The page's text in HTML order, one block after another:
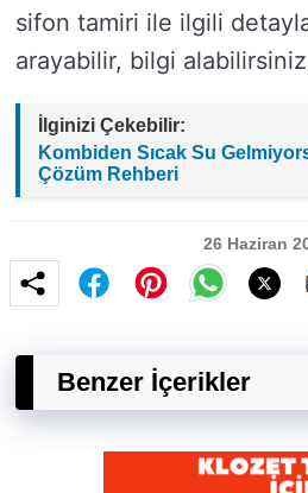
sifon tamiri ile ilgili
arayabilir, bilgi
İlginizi Çekebilir:
Kombiden Sıcak Su
Çözüm Rehberi
26 Haziran
Benzer İçerikler